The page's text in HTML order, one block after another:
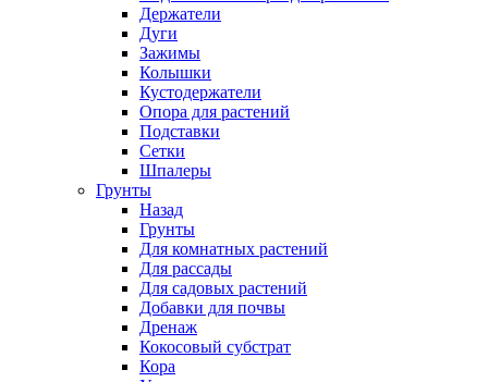
Держатели
Дуги
Зажимы
Колышки
Кустодержатели
Опора для растений
Подставки
Сетки
Шпалеры
Грунты
Назад
Грунты
Для комнатных растений
Для рассады
Для садовых растений
Добавки для почвы
Дренаж
Кокосовый субстрат
Кора